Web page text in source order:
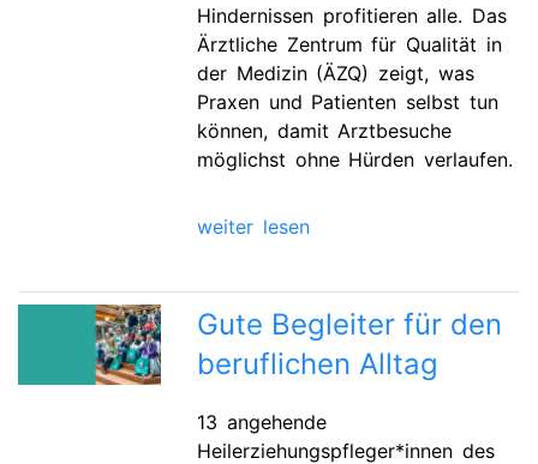
Hindernissen profitieren alle. Das
Ärztliche Zentrum für Qualität in
der Medizin (ÄZQ) zeigt, was
Praxen und Patienten selbst tun
können, damit Arztbesuche
möglichst ohne Hürden verlaufen.
weiter lesen
Gute Begleiter für den
beruflichen Alltag
13 angehende
Heilerziehungspfleger*innen des